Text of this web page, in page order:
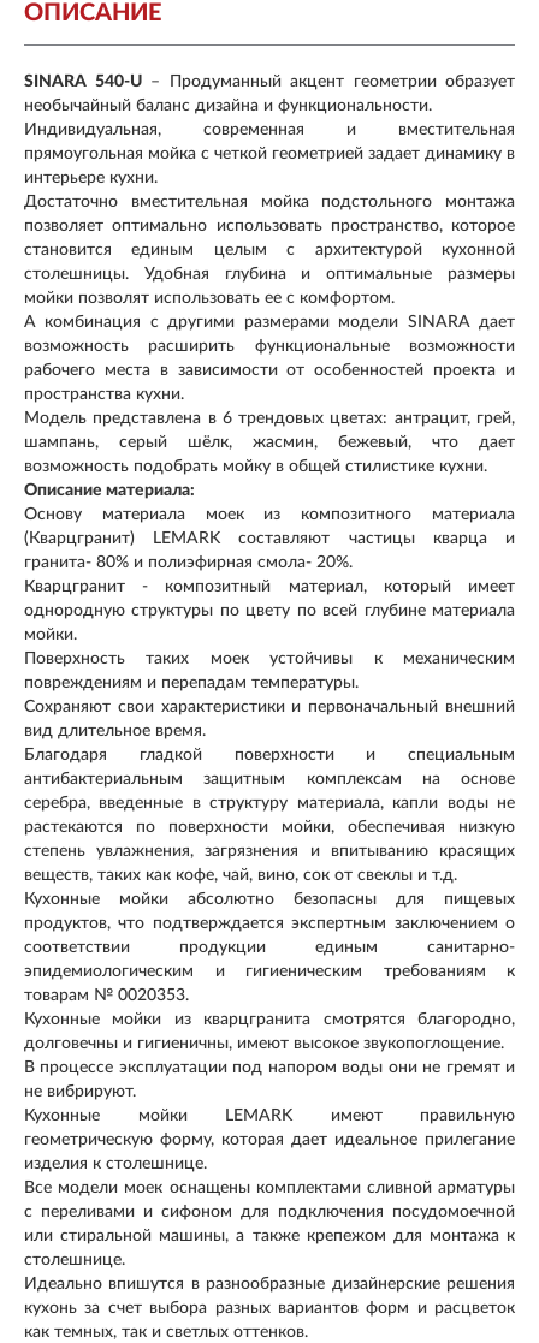
ОПИСАНИЕ
SINARA 540-U– Продуманный акцент геометрии образует
необычайный баланс дизайна и функциональности.
Индивидуальная, современная и вместительная
прямоугольная мойка с четкой геометрией задает динамику в
интерьере кухни.
Достаточно вместительная мойка подстольного монтажа
позволяет оптимально использовать пространство, которое
становится единым целым с архитектурой кухонной
столешницы. Удобная глубина и оптимальные размеры
мойки позволят использовать ее с комфортом.
А комбинация с другими размерами модели SINARA дает
возможность расширить функциональные возможности
рабочего места в зависимости от особенностей проекта и
пространства кухни.
Модель представлена в 6 трендовых цветах: антрацит, грей,
шампань, серый шёлк, жасмин, бежевый, что дает
возможность подобрать мойку в общей стилистике кухни.
Описание материала:
Основу материала моек из композитного материала
(Кварцгранит) LEMARK составляют частицы кварца и
гранита- 80% и полиэфирная смола- 20%.
Кварцгранит - композитный материал, который имеет
однородную структуры по цвету по всей глубине материала
мойки.
Поверхность таких моек устойчивы к механическим
повреждениям и перепадам температуры.
Сохраняют свои характеристики и первоначальный внешний
вид длительное время.
Благодаря гладкой поверхности и специальным
антибактериальным защитным комплексам на основе
серебра, введенные в структуру материала, капли воды не
растекаются по поверхности мойки, обеспечивая низкую
степень увлажнения, загрязнения и впитыванию красящих
веществ, таких как кофе, чай, вино, сок от свеклы и т.д.
Кухонные мойки абсолютно безопасны для пищевых
продуктов, что подтверждается экспертным заключением о
соответствии продукции единым санитарно-
эпидемиологическим и гигиеническим требованиям к
товарам № 0020353.
Кухонные мойки из кварцгранита смотрятся благородно,
долговечны и гигиеничны, имеют высокое звукопоглощение.
В процессе эксплуатации под напором воды они не гремят и
не вибрируют.
Кухонные мойки LEMARK имеют правильную
геометрическую форму, которая дает идеальное прилегание
изделия к столешнице.
Все модели моек оснащены комплектами сливной арматуры
с переливами и сифоном для подключения посудомоечной
или стиральной машины, а также крепежом для монтажа к
столешнице.
Идеально впишутся в разнообразные дизайнерские решения
кухонь за счет выбора разных вариантов форм и расцветок
как темных, так и светлых оттенков.